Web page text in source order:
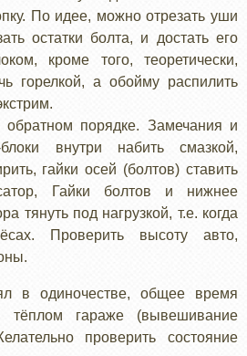
По идее, можно отрезать уши
остатки болта, и достать его
кроме того, теоретически,
горелкой, а обойму распилить
обратном порядке. Замечания и
внутри набить смазкой,
гайки осей (болтов) ставить
Гайки болтов и нижнее
тянуть под нагрузкой, т.е. когда
Проверить высоту авто,
в одиночестве, общее время
гараже (вывешивание
проверить состояние